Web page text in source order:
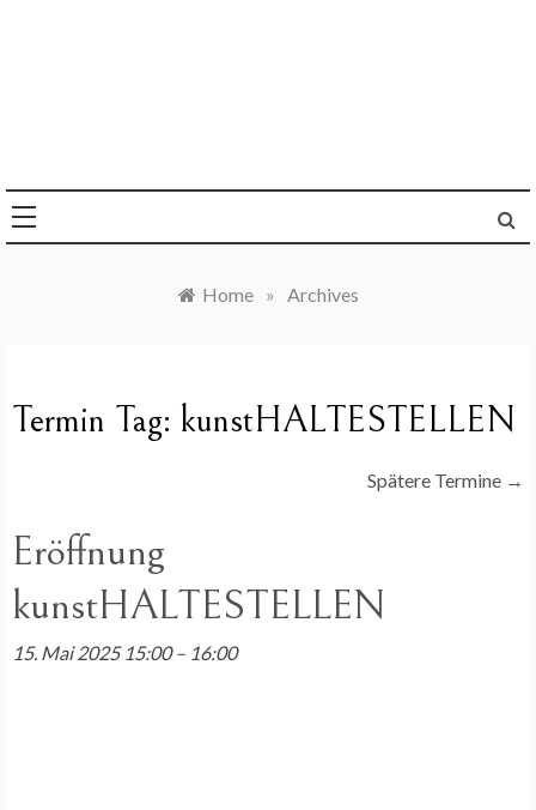
Home » Archives
Termin Tag: kunstHALTESTELLEN
Spätere Termine →
Eröffnung
kunstHALTESTELLEN
15. Mai 2025 15:00– 16:00